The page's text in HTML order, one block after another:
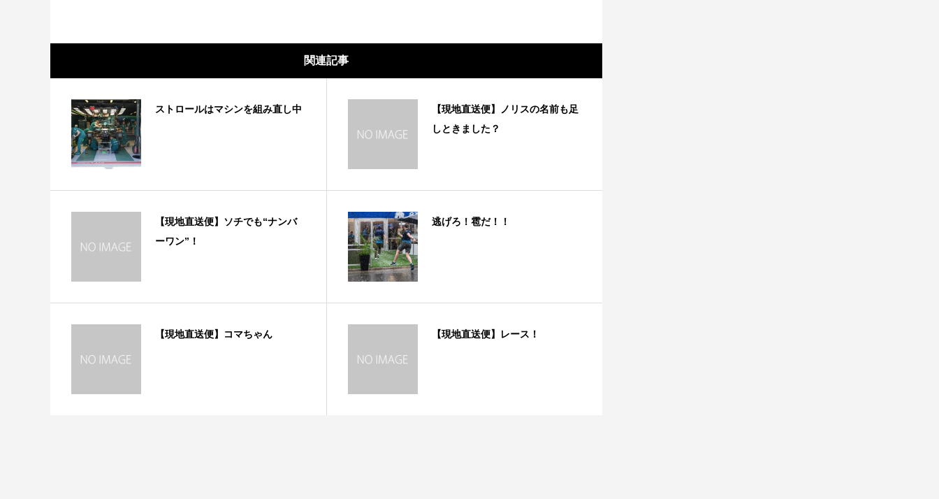
関連記事
ストロールはマシンを組み直し中
【現地直送便】ノリスの名前も足
しときました？
【現地直送便】ソチでも“ナンバ
ーワン”！
逃げろ！雹だ！！
【現地直送便】コマちゃん 【現地直送便】レース！